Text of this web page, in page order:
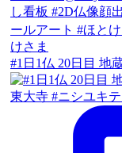
#1日1仏 20日目 地